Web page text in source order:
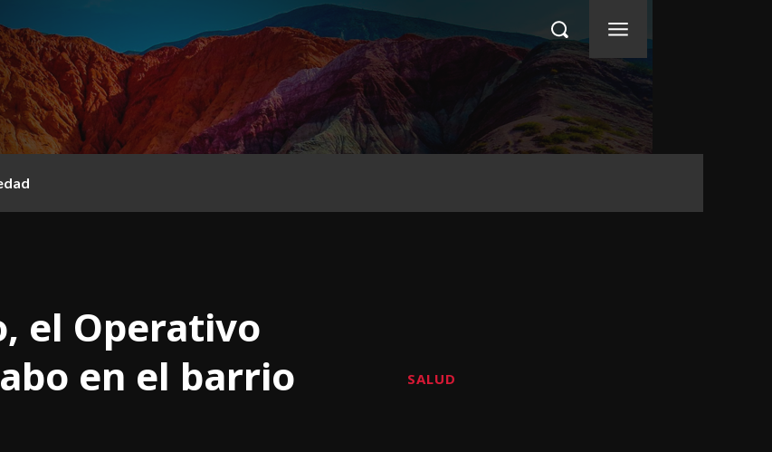
el Operativo
en el barrio
SALUD